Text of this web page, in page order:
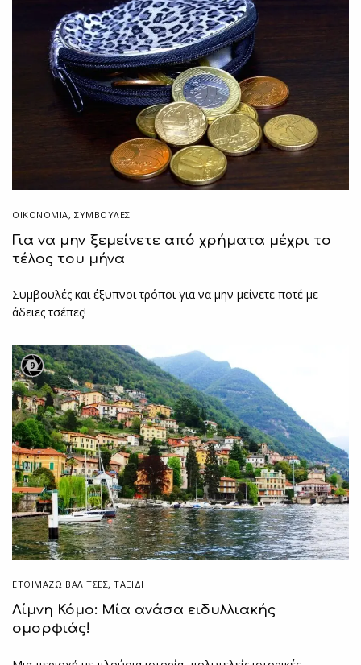
ΟΙΚΟΝΟΜΙΑ,ΣΥΜΒΟΥΛΈΣ
Για να μην ξεμείνετε από χρήματα μέχρι το
τέλος του μήνα
Συμβουλές και έξυπνοι τρόποι για να μην μείνετε ποτέ με
άδειες τσέπες!
9
ΕΤΟΙΜΆΖΩ ΒΑΛΊΤΣΕΣ,ΤΑΞΙΔΙ
Λίμνη Κόμο: Μία ανάσα ειδυλλιακής
ομορφιάς!